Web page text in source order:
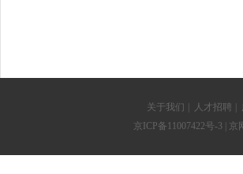
关于我们 人才招聘
京ICP备11007422号-3 |